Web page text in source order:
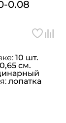
0.08
10 шт.
0,65 см.
лопатка